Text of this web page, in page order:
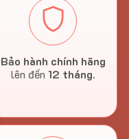
Bảo hành chính hãng
lên đến 12 tháng.